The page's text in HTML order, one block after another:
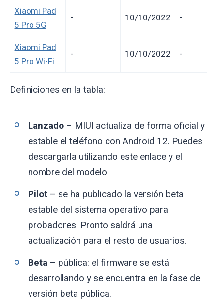
Xiaomi Pad
5 Pro 5G
- 10/10/2022 -
Xiaomi Pad
5 Pro Wi-Fi
- 10/10/2022 -
Definiciones en la tabla:
Lanzado – MIUI actualiza de forma oficial y
estable el teléfono con Android 12. Puedes
descargarla utilizando este enlace y el
nombre del modelo.
Pilot – se ha publicado la versión beta
estable del sistema operativo para
probadores. Pronto saldrá una
actualización para el resto de usuarios.
Beta – pública: el firmware se está
desarrollando y se encuentra en la fase de
versión beta pública.